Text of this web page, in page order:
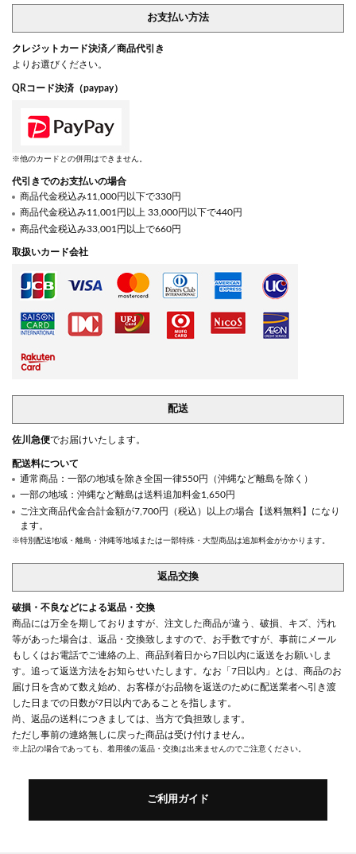
お支払い方法
クレジットカード決済／商品代引き
よりお選びください。
QRコード決済（paypay）
※他のカードとの併用はできません。
代引きでのお支払いの場合
商品代金税込み11,000円以下で330円
商品代金税込み11,001円以上 33,000円以下で440円
商品代金税込み33,001円以上で660円
取扱いカード会社
配送
佐川急便でお届けいたします。
配送料について
通常商品：一部の地域を除き全国一律550円（沖縄など離島を除く）
一部の地域：沖縄など離島は送料追加料金1,650円
ご注文商品代金合計金額が7,700円（税込）以上の場合【送料無料】になり
ます。
※特別配送地域・離島・沖縄等地域または一部特殊・大型商品は追加料金がかかります。
返品交換
破損・不良などによる返品・交換
商品には万全を期しておりますが、注文した商品が違う、破損、キズ、汚れ
等があった場合は、返品・交換致しますので、お手数ですが、事前にメール
もしくはお電話でご連絡の上、商品到着日から7日以内に返送をお願いしま
す。追って返送方法をお知らせいたします。なお「7日以内」とは、商品のお
届け日を含めて数え始め、お客様がお品物を返送のために配送業者へ引き渡
した日までの日数が7日以内であることを指します。
尚、返品の送料につきましては、当方で負担致します。
ただし事前の連絡無しに戻った商品は受け付けません。
※上記の場合であっても、着用後の返品・交換は出来ませんのでご注意ください。
ご利用ガイド